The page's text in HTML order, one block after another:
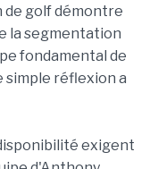
de golf démontre
la segmentation
fondamental de
simple réflexion a
exigent